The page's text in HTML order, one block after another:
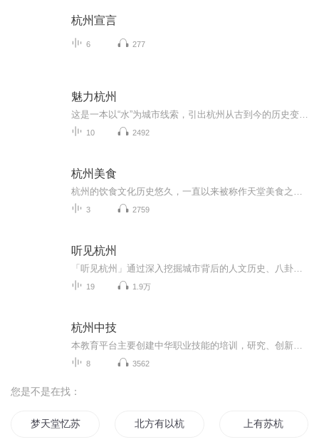
杭州宣言
6 277
魅力杭州
10 2492
杭州美食
3 2759
听见杭州
19 1.9万
杭州中技
8 3562
您是不是在找：
梦天堂忆苏杭 北方有以杭 上有苏杭